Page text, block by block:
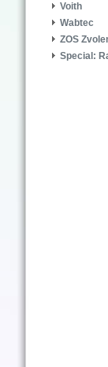
Voith
Wabtec
ZOS
Special: